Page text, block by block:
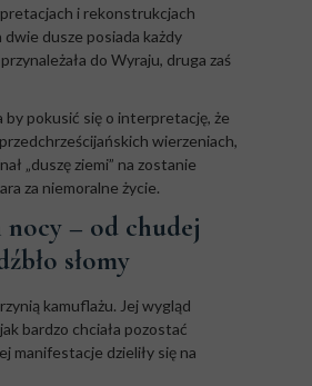
i rekonstrukcjach
dwie dusze posiada każdy
do Wyraju, druga zaś
by pokusić się o interpretację, że
wierzeniach,
„duszę ziemi” na zostanie
za niemoralne życie.
nocy – od chudej
słomy
kamuflażu. Jej wygląd
bardzo chciała pozostać
manifestacje dzieliły się na